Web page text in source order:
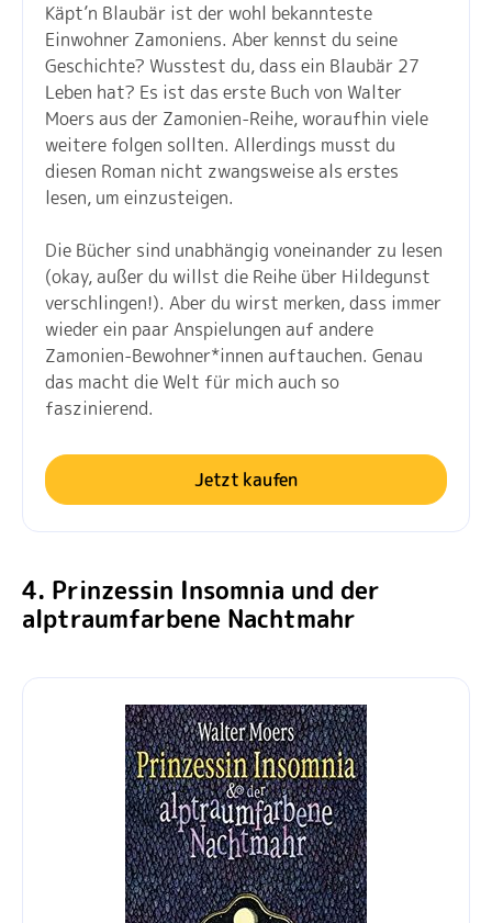
Käpt’n Blaubär ist der wohl bekannteste
Einwohner Zamoniens. Aber kennst du seine
Geschichte? Wusstest du, dass ein Blaubär 27
Leben hat? Es ist das erste Buch von Walter
Moers aus der Zamonien-Reihe, woraufhin viele
weitere folgen sollten. Allerdings musst du
diesen Roman nicht zwangsweise als erstes
lesen, um einzusteigen.
Die Bücher sind unabhängig voneinander zu lesen
(okay, außer du willst die Reihe über Hildegunst
verschlingen!). Aber du wirst merken, dass immer
wieder ein paar Anspielungen auf andere
Zamonien-Bewohner*innen auftauchen. Genau
das macht die Welt für mich auch so
faszinierend.
Jetzt kaufen
4. Prinzessin Insomnia und der
alptraumfarbene Nachtmahr